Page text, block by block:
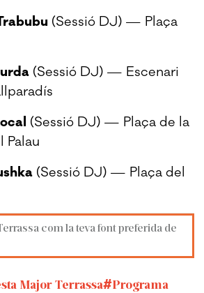
(Sessió DJ) — Plaça
(Sessió DJ) — Escenari
(Sessió DJ) — Plaça de la
Palau
(Sessió DJ) — Plaça del
com la teva font preferida de
Major Terrassa
Programa